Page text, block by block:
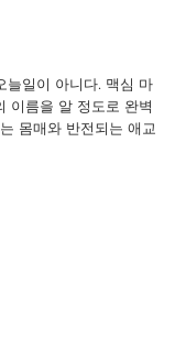
늘일이 아니다. 맥심 마
이름을 알 정도로 완벽
몸매와 반전되는 애교